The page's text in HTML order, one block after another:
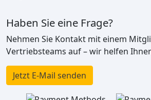
Haben Sie eine Frage?
Nehmen Sie Kontakt mit einem
Vertriebsteams auf – wir helfen
Jetzt E-Mail senden